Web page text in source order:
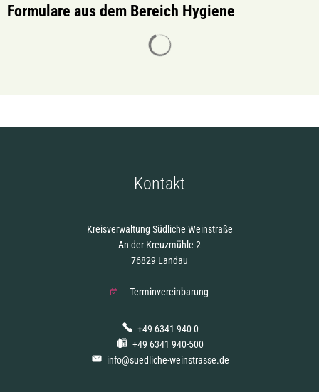
Formulare aus dem Bereich Hygiene
Kontakt
Kreisverwaltung Südliche Weinstraße
An der Kreuzmühle 2
76829 Landau
Terminvereinbarung
+49 6341 940-0
+49 6341 940-500
info@suedliche-weinstrasse.de